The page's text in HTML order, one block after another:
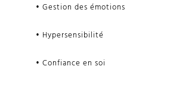
• Gestion des émotions
• Hypersensibilité
• Confiance en soi